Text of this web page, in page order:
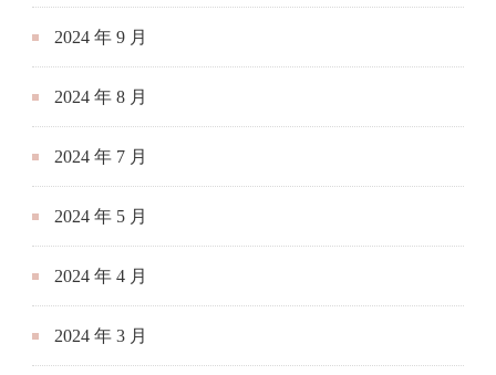
2024 年 9 月
2024 年 8 月
2024 年 7 月
2024 年 5 月
2024 年 4 月
2024 年 3 月